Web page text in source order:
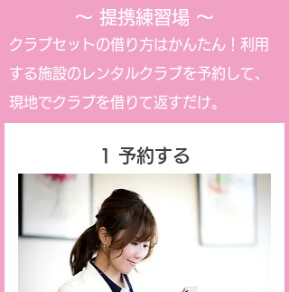
〜 提携練習場 〜
クラブセットの借り方はかんたん！利用
する施設のレンタルクラブを予約して、
現地でクラブを借りて返すだけ。
1 予約する